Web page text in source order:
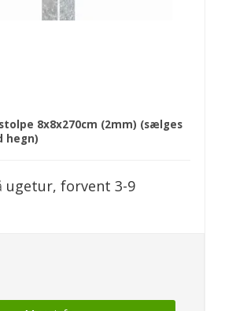
8x8x270cm (2mm) (sælges
hegn)
ugetur, forvent 3-9